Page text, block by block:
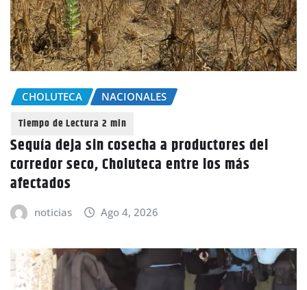
CHOLUTECA NACIONALES
Sequía deja sin cosecha a productores del
corredor seco, Choluteca entre los más
afectados
noticias Ago 4, 2026